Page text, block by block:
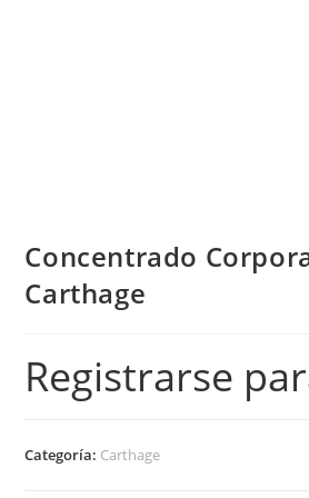
Concentrado
Carthage
Registrarse
Categoría: Carthage